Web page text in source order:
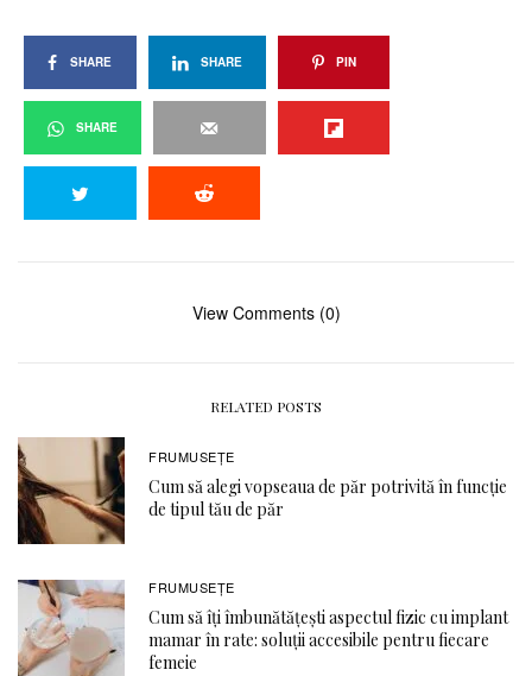
SHARE SHARE PIN
SHARE
View Comments (0)
RELATED POSTS
FRUMUSEȚE
Cum să alegi vopseaua de păr potrivită în funcție
de tipul tău de păr
FRUMUSEȚE
Cum să îți îmbunătățești aspectul fizic cu implant
mamar în rate: soluții accesibile pentru fiecare
femeie